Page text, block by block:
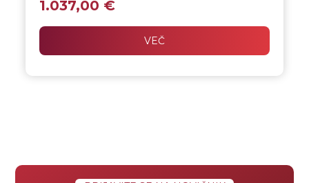
sloj in več tiskalniško upravljanje za hitre, zanesljive in
kakovostne rezultate brez zapletenih nastavitev.
1.037,00 €
VEČ